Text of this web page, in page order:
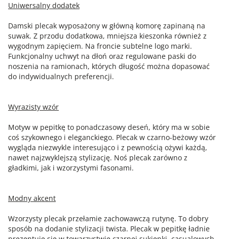
Uniwersalny dodatek
Damski plecak wyposażony w główną komorę zapinaną na
suwak. Z przodu dodatkowa, mniejsza kieszonka również z
wygodnym zapięciem. Na froncie subtelne logo marki.
Funkcjonalny uchwyt na dłoń oraz regulowane paski do
noszenia na ramionach, których długość można dopasować
do indywidualnych preferencji.
Wyrazisty wzór
Motyw w pepitkę to ponadczasowy deseń, który ma w sobie
coś szykownego i eleganckiego. Plecak w czarno-beżowy wzór
wygląda niezwykle interesująco i z pewnością ożywi każdą,
nawet najzwyklejszą stylizację. Noś plecak zarówno z
gładkimi, jak i wzorzystymi fasonami.
Modny akcent
Wzorzysty plecak przełamie zachowawczą rutynę. To dobry
sposób na dodanie stylizacji twista. Plecak w pepitkę ładnie